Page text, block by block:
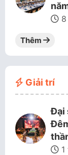
Thêm
Giải trí
Đại